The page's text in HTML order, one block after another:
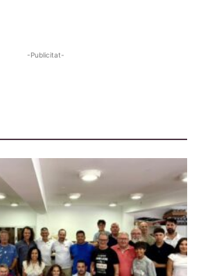
-Publicitat-